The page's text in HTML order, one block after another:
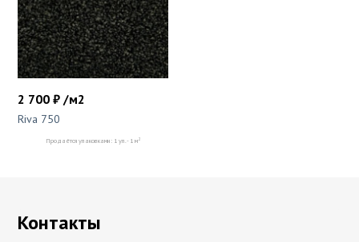
2 700 ₽ /м2
Riva 750
Продаётся упаковками: 1 уп. - 1 м2
Контакты